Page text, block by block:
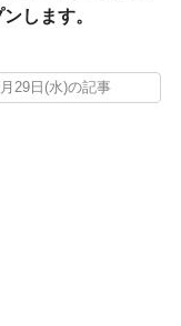
します。
29日(水)の記事